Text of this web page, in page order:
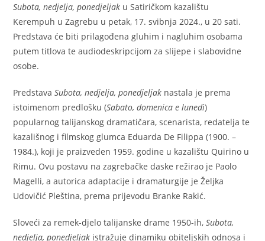
Subota, nedjelja, ponedjeljak u Satiričkom kazalištu
Kerempuh u Zagrebu u petak, 17. svibnja 2024., u 20 sati.
Predstava će biti prilagođena gluhim i nagluhim osobama
putem titlova te audiodeskripcijom za slijepe i slabovidne
osobe.
PredstavaSubota, nedjelja, ponedjeljak nastala je prema
istoimenom predlošku (Sabato, domenica e lunedì)
popularnog talijanskog dramatičara, scenarista, redatelja te
kazališnog i filmskog glumca Eduarda De Filippa (1900. –
1984.), koji je praizveden 1959. godine u kazalištu Quirino u
Rimu. Ovu postavu na zagrebačke daske režirao je Paolo
Magelli, a autorica adaptacije i dramaturgije je Željka
Udovičić Pleština, prema prijevodu Branke Rakić.
Sloveći za remek-djelo talijanske drame 1950-ih,Subota,
nedjelja, ponedjeljak istražuje dinamiku obiteljskih odnosa i